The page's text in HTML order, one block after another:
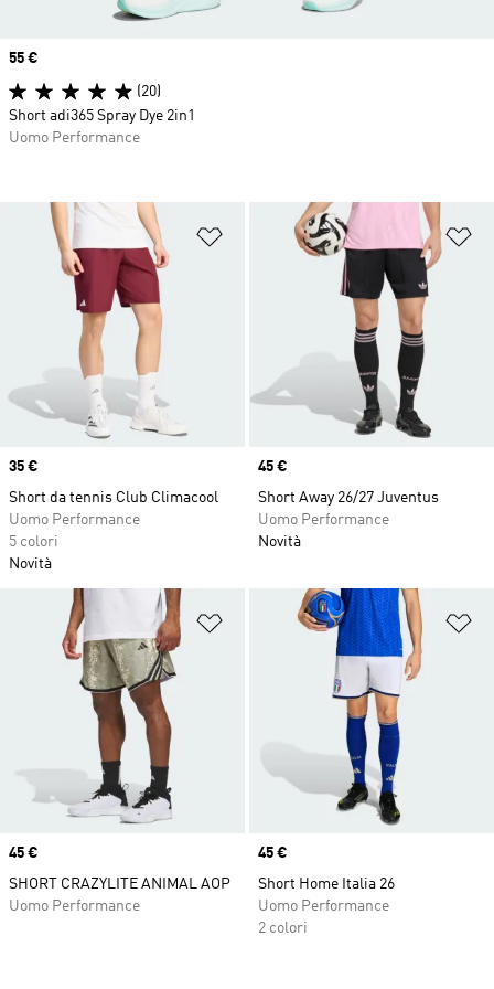
Aggiungi alla lista dei desideri
Price
35 €
Short da tennis Club Climacool
Uomo Performance
5 colori
Novità
Price
45 €
Short Away 26/27 Juventus
Uomo Performance
Novità
Aggiungi alla lista dei desideri
Price
45 €
SHORT CRAZYLITE ANIMAL AOP
Uomo Performance
Price
45 €
Short Home Italia 26
Uomo Performance
2 colori
Price
55 €
(20)
Short adi365 Spray Dye 2in1
Uomo Performance